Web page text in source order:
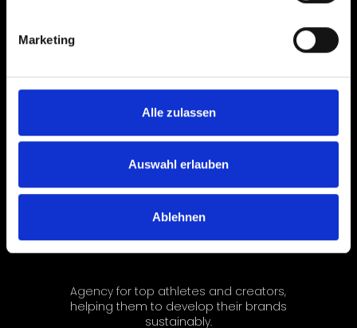
Marketing
Alle zulassen
Auswahl erlauben
Ablehnen
Agency for top athletes and creators,
helping them to develop their brands
sustainably.